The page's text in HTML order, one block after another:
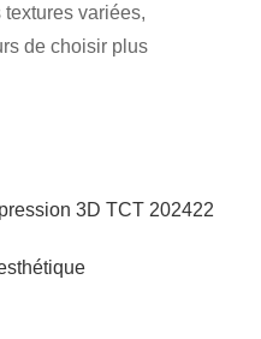
variées,
de choisir plus